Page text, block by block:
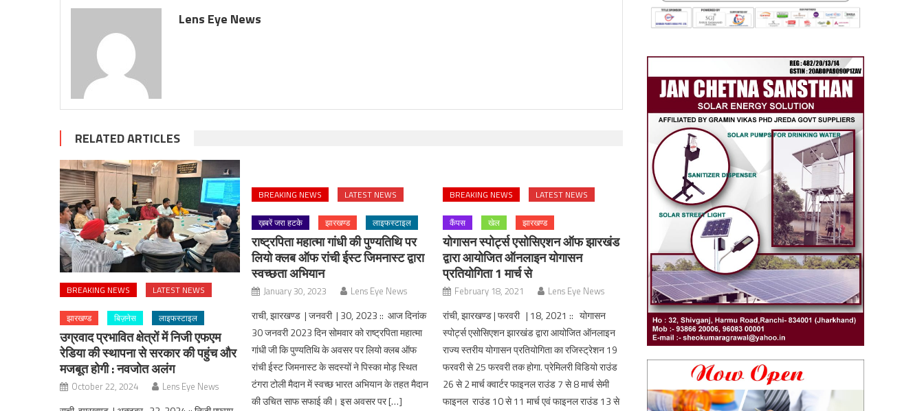
Lens Eye News
RELATED ARTICLES
BREAKING NEWS LATEST NEWS
झारखण्ड बिज़नेस लाइफस्टाइल
उग्रवाद प्रभावित क्षेत्रों में निजी एफएम
रेडिया की स्थापना से सरकार की पहुंच और
मजबूत होगी : नवजोत अलंग
October 22, 2024 Lens Eye News
BREAKING NEWS LATEST NEWS
ख़बरें जरा हटके झारखण्ड लाइफस्टाइल
राष्ट्रपिता महात्मा गांधी की पुण्यतिथि पर
लियो क्लब ऑफ रांची ईस्ट जिमनास्ट द्वारा
स्वच्छता अभियान
January 30, 2023 Lens Eye News
राची, झारखण्ड | जनवरी | 30, 2023 :: आज दिनांक
30 जनवरी 2023 दिन सोमवार को राष्ट्रपिता महात्मा
गांधी जी कि पुण्यतिथि के अवसर पर लियो क्लब ऑफ
रांची ईस्ट जिमनास्ट के सदस्यों ने पिस्का मोड़ स्थित
टंगरा टोली मैदान में स्वच्छ भारत अभियान के तहत मैदान
की उचित साफ सफाई की। इस अवसर पर […]
BREAKING NEWS LATEST NEWS
कैंपस खेल झारखण्ड
योगासन स्पोर्ट्स एसोसिएशन ऑफ झारखंड
द्वारा आयोजित ऑनलाइन योगासन
प्रतियोगिता 1 मार्च से
February 18, 2021 Lens Eye News
रांची, झारखण्ड | फरवरी | 18, 2021 :: योगासन
स्पोर्ट्स एसोसिएशन झारखंड द्वारा आयोजित ऑनलाइन
राज्य स्तरीय योगासन प्रतियोगिता का रजिस्ट्रेशन 19
फरवरी से 25 फरवरी तक होगा. प्रेमिलरी विडियो राउंड
26 से 2 मार्च क्वार्टर फाइनल राउंड 7 से 8 मार्च सेमी
फाइनल राउंड 10 से 11 मार्च एवं फाइनल राउंड 13 से